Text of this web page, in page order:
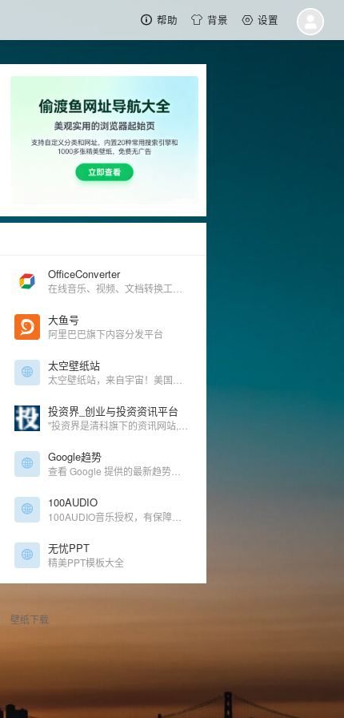
帮助 背景 设置
OfficeConverter
大鱼号
阿里巴巴旗下内容分发平台
太空壁纸站
投资界_创业与投资资讯平台
Google趋势
100AUDIO
无忧PPT
精美PPT模板大全
壁纸下载